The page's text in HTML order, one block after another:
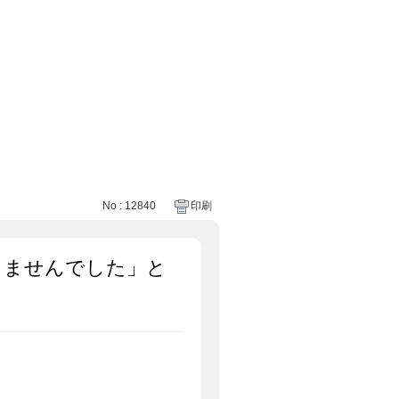
No : 12840 印刷
せんでした」と